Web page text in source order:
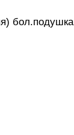
бол.подушка